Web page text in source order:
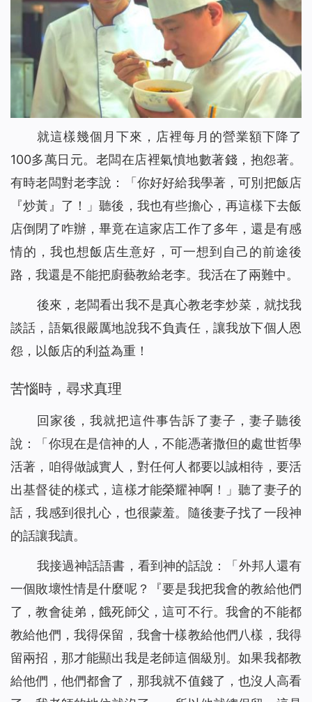
就這樣幾個月下來，店裡每月的營業額下降了
100多萬日元。老闆在店裡氣憤地數著錢，抱怨著。
有時老闆對老李說：「你好好給我學著，可別把飯店
『炒黃』了！」聽後，我也有些擔心，再這樣下去飯
店倒閉了咋辦，畢竟在這家店工作了多年，還是有感
情的，我也想飯店生意好，可一想到自己的前途後
路，我還是不能把廚藝教給老李。我活在了兩難中。
後來，老闆看出我不是真心教老李炒菜，就找我
談話，語氣很嚴厲地說我不負責任，讓我放下個人恩
怨，以飯店的利益為重！
苦惱時，尋求真理
回家後，我就把這件事告訴了妻子，妻子聽後
說：「你現在是信神的人，不能憑著撒但的處世哲學
活著，咱得做誠實人，對任何人都要以誠相待，要活
出基督徒的樣式，這樣才能榮耀神啊！」聽了妻子的
話，我感到很扎心，也很蒙羞。隨後妻子找了一段神
的話讓我讀。
我接過神話語書，看到神的話說：「 外邦人還有
一個敗壞性情是什麼呢？『要是我把我會的教給他們
了，教會徒弟，餓死師父，這可不行。我會的不能都
教給他們，我得保留，我會十樣教給他們八樣，我得
留兩招，那才能顯出我是老師這個級別。如果我都教
給他們，他們都會了，那我就不值錢了，也沒人高看